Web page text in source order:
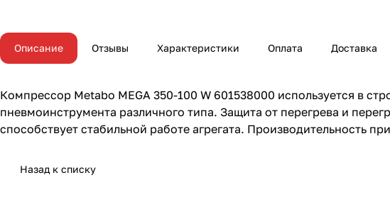
Описание Отзывы Характеристики Оплата Доставка
Компрессор Metabo MEGA 350-100 W 601538000 используется в
пневмоинструмента различного типа. Защита от перегрева и
способствует стабильной работе агрегата. Производительность
Назад к списку